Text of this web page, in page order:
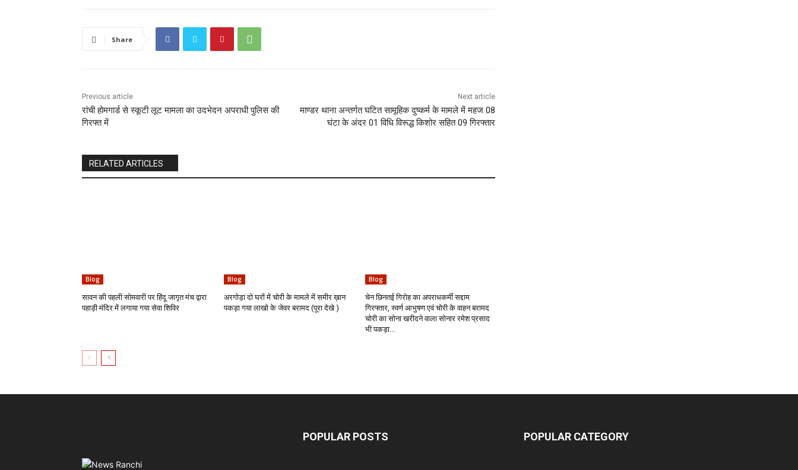
Share
Previous article
रांची होमगार्ड से स्कूटी लूट मामला का उदभेदन अपराधी पुलिस की
गिरफ्त में
Next article
माण्डर थाना अन्तर्गत घटित सामूहिक दुष्कर्म के मामले में महज 08
घंटा के अंदर 01 विधि विरूद्ध किशोर सहित 09 गिरफ्तार
RELATED ARTICLES
Blog
सावन की पहली सोमवारी पर हिंदू जागृत मंच द्वारा
पहाड़ी मंदिर में लगाया गया सेवा शिविर
Blog
अरगोड़ा दो घरों में चोरी के मामले में समीर ख़ान
पकड़ा गया लाखो के जेवर बरामद (पूरा देखे )
Blog
चेन छिनतई गिरोह का अपराधकर्मी सद्दाम
गिरफ्तार, स्वर्ण आभुषण एवं चोरी के वाहन बरामद
चोरी का सोना खरीदने वाला सोनार रमेश प्रसाद
भी पकड़ा...
POPULAR POSTS POPULAR CATEGORY